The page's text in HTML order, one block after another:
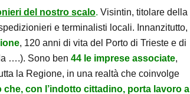
del nostro scalo. Visintin, titolare della
e terminalisti locali. Innanzitutto,
, 120 anni di vita del Porto di Trieste e di
….). Sono ben 44 le imprese associate,
la Regione, in una realtà che coinvolge
con l’indotto cittadino, porta lavoro a